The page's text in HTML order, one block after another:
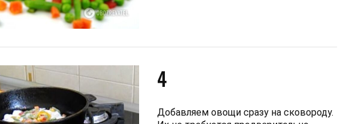
4
Добавляем овощи сразу на сковороду.